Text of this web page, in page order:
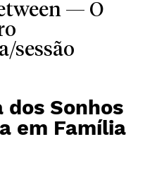
— O
sessão
dos Sonhos
em Família